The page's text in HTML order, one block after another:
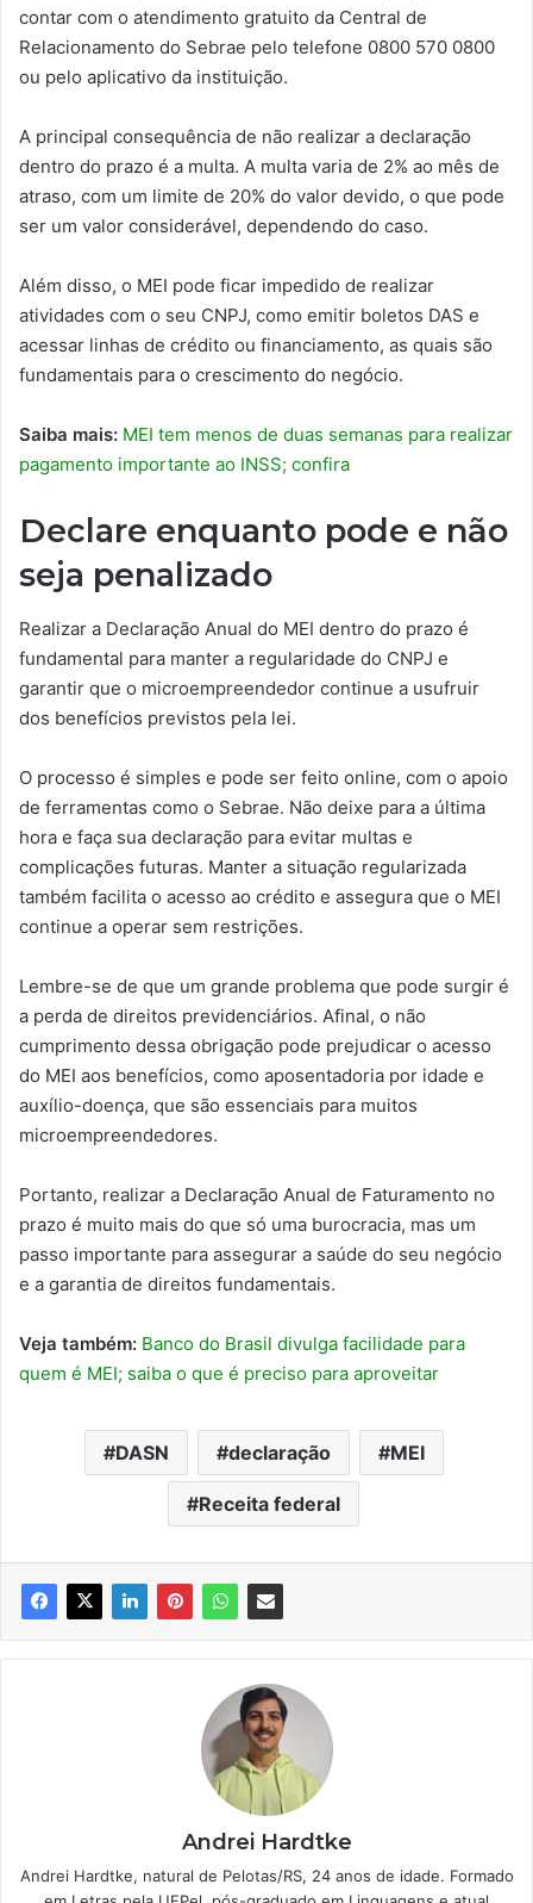
contar com o atendimento gratuito da Central de
Relacionamento do Sebrae pelo telefone 0800 570 0800
ou pelo aplicativo da instituição.
A principal consequência de não realizar a declaração
dentro do prazo é a multa. A multa varia de 2% ao mês de
atraso, com um limite de 20% do valor devido, o que pode
ser um valor considerável, dependendo do caso.
Além disso, o MEI pode ficar impedido de realizar
atividades com o seu CNPJ, como emitir boletos DAS e
acessar linhas de crédito ou financiamento, as quais são
fundamentais para o crescimento do negócio.
Saiba mais: MEI tem menos de duas semanas para realizar
pagamento importante ao INSS; confira
Declare enquanto pode e não
seja penalizado
Realizar a Declaração Anual do MEI dentro do prazo é
fundamental para manter a regularidade do CNPJ e
garantir que o microempreendedor continue a usufruir
dos benefícios previstos pela lei.
O processo é simples e pode ser feito online, com o apoio
de ferramentas como o Sebrae. Não deixe para a última
hora e faça sua declaração para evitar multas e
complicações futuras. Manter a situação regularizada
também facilita o acesso ao crédito e assegura que o MEI
continue a operar sem restrições.
Lembre-se de que um grande problema que pode surgir é
a perda de direitos previdenciários. Afinal, o não
cumprimento dessa obrigação pode prejudicar o acesso
do MEI aos benefícios, como aposentadoria por idade e
auxílio-doença, que são essenciais para muitos
microempreendedores.
Portanto, realizar a Declaração Anual de Faturamento no
prazo é muito mais do que só uma burocracia, mas um
passo importante para assegurar a saúde do seu negócio
e a garantia de direitos fundamentais.
Veja também: Banco do Brasil divulga facilidade para
quem é MEI; saiba o que é preciso para aproveitar
DASN declaração MEI
Receita federal
Andrei Hardtke
Andrei Hardtke, natural de Pelotas/RS, 24 anos de idade. Formado